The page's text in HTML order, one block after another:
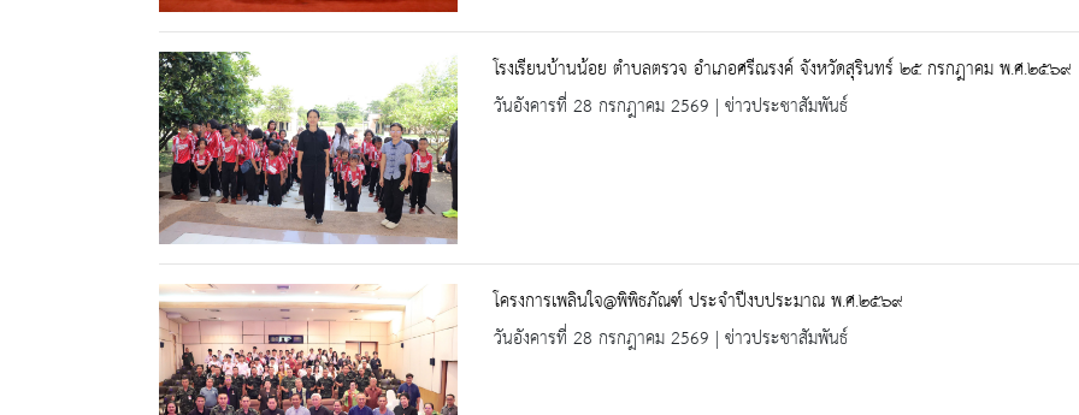
โรงเรียนบ้านน้อย ตำบลตรวจ อำเภอศรีณรงค์ จังหวัดสุรินทร์ ๒๕ กรกฎาคม พ.ศ.๒๕๖๙
วันอังคารที่ 28 กรกฎาคม 2569 | ข่าวประชาสัมพันธ์
โครงการเพลินใจ@พิพิธภัณฑ์ ประจำปีงบประมาณ พ.ศ.๒๕๖๙
วันอังคารที่ 28 กรกฎาคม 2569 | ข่าวประชาสัมพันธ์